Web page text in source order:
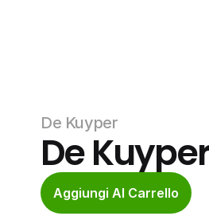
De Kuyper
De
Aggiungi Al Carrello